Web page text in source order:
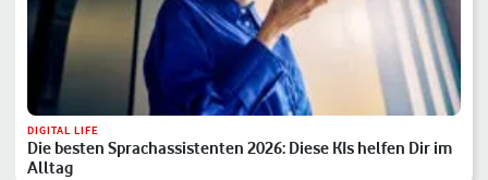
DIGITAL LIFE
Die besten Sprachassistenten 2026: Diese KIs helfen Dir im
Alltag